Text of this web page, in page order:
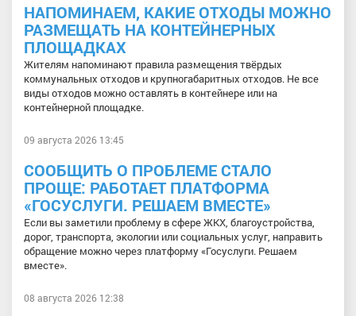
НАПОМИНАЕМ, КАКИЕ ОТХОДЫ МОЖНО
РАЗМЕЩАТЬ НА КОНТЕЙНЕРНЫХ
ПЛОЩАДКАХ
Жителям напоминают правила размещения твёрдых
коммунальных отходов и крупногабаритных отходов. Не все
виды отходов можно оставлять в контейнере или на
контейнерной площадке.
09 августа 2026 13:45
СООБЩИТЬ О ПРОБЛЕМЕ СТАЛО
ПРОЩЕ: РАБОТАЕТ ПЛАТФОРМА
«ГОСУСЛУГИ. РЕШАЕМ ВМЕСТЕ»
Если вы заметили проблему в сфере ЖКХ, благоустройства,
дорог, транспорта, экологии или социальных услуг, направить
обращение можно через платформу «Госуслуги. Решаем
вместе».
08 августа 2026 12:38